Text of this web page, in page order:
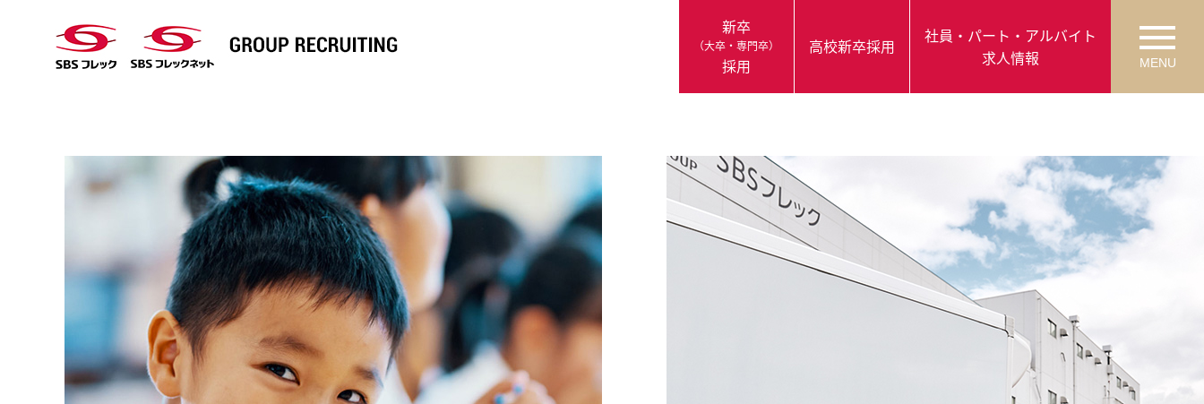
新卒
（大卒・専門卒）
採用
高校新卒採用 社員・パート・ アルバイト
求人情報